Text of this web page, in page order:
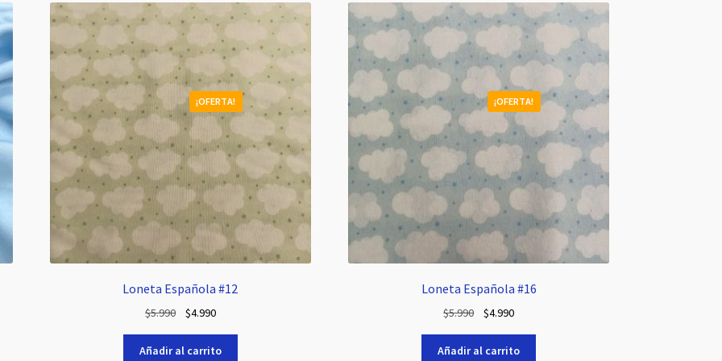
Loneta Española #12
¡OFERTA!
$5.990
El
original
$4.990El
actual
Añadir al carrito
Loneta Española #16
¡OFERTA!
$5.990
El
original
$4.990El
actual
Añadir al carrito